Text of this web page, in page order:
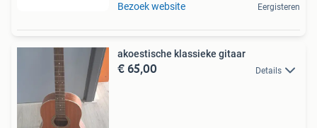
Bezoek website Eergisteren
akoestische klassieke gitaar
€ 65,00 Details